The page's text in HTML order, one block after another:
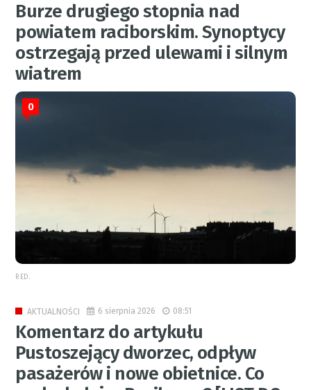
Burze drugiego stopnia nad
powiatem raciborskim. Synoptycy
ostrzegają przed ulewami i silnym
wiatrem
0
RED.
AKTUALNOŚCI 6 sierpnia 2026 08:51
Komentarz do artykułu
Pustoszejący dworzec, odpływ
pasażerów i nowe obietnice. Co